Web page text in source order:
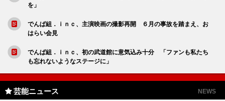
を」
でんぱ組．ｉｎｃ、主演映画の撮影再開 ６月の事故を踏まえ、お
はらい会見
でんぱ組．ｉｎｃ、初の武道館に意気込み十分 「ファンも私たち
も忘れないようなステージに」
芸能ニュース NEWS